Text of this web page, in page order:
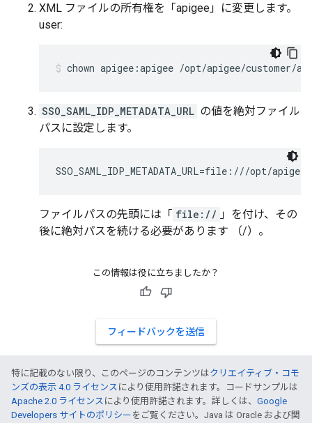
XML ファイルの所有権を「apigee」に変更します。
user:
chown apigee:apigee /opt/apigee/customer/
SSO_SAML_IDP_METADATA_URL の値を絶対ファイル
パスに設定します。
SSO_SAML_IDP_METADATA_URL=file:///opt/
ファイルパスの先頭には「 file:// 」を付け、その
後に絶対パスを続ける必要があります （/）。
この情報は役に立ちましたか？
フィードバックを送信
特に記載のない限り、このページのコンテンツはクリエイティブ・コモ
ンズの表示 4.0 ライセンス により使用許諾されます。コードサンプルは
Apache 2.0 ライセンス により使用許諾されます。詳しくは、 Google
Developers サイトのポリシー をご覧ください。Java は Oracle および関